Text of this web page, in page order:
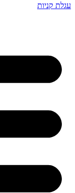
עגלת קניות